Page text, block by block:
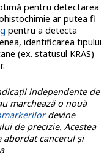
pentru detectarea
ar putea fi
pentru a detecta
identificarea tipului
(ex. statusul KRAS)
independente de
marchează o nouă
devine
de precizie. Acestea
cancerul și